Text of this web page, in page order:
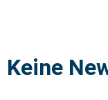
Keine